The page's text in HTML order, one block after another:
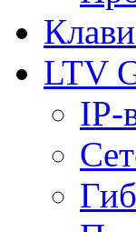
LTV
IP-